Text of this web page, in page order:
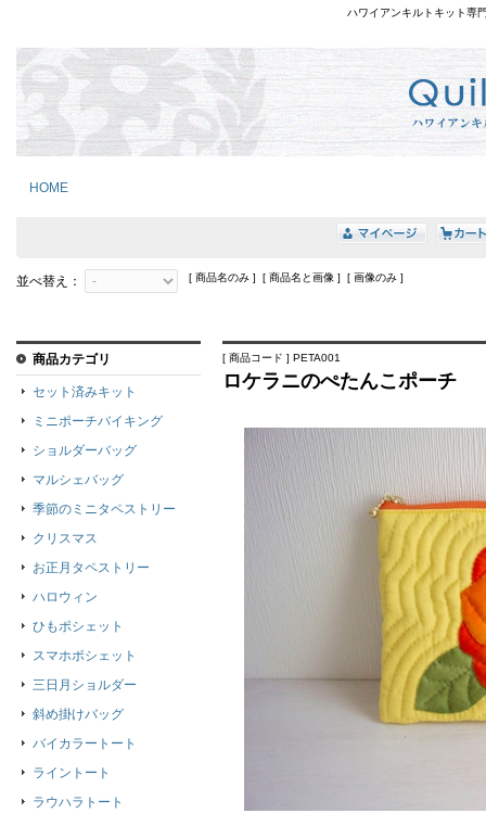
ハワイアンキルトキット専
HOME
並べ替え： [ 商品名のみ ] [ 商品名と画像 ] [ 画像のみ ]
[ 商品コード ] PETA001
ロケラニのぺたんこポーチ
商品カテゴリ
セット済みキット
ミニポーチバイキング
ショルダーバッグ
マルシェバッグ
季節のミニタペストリー
クリスマス
お正月タペストリー
ハロウィン
ひもポシェット
スマホポシェット
三日月ショルダー
斜め掛けバッグ
バイカラートート
ライントート
ラウハラトート